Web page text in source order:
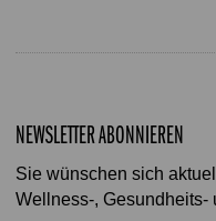
NEWSLETTER ABONNIEREN
Sie wünschen sich
Wellness-,